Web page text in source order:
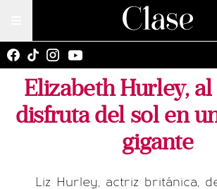
Elizabeth Hurley,
disfruta del sol en
gigante
Liz Hurley, actriz británica,